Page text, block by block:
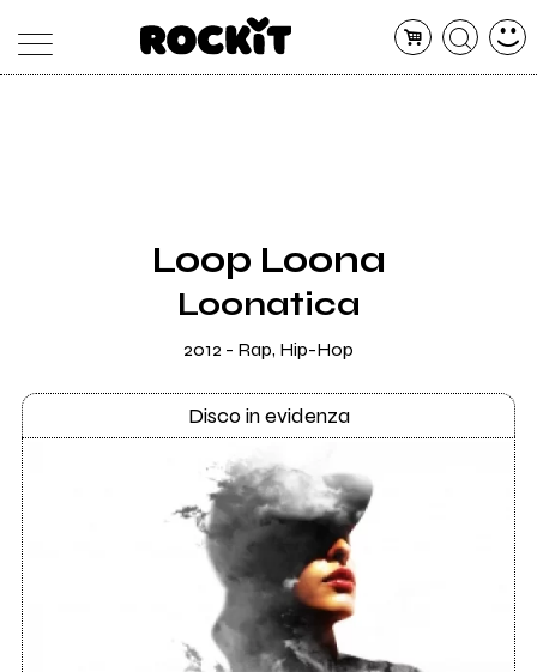
Loop Loona
Loonatica
2012 - Rap, Hip-Hop
Disco in evidenza